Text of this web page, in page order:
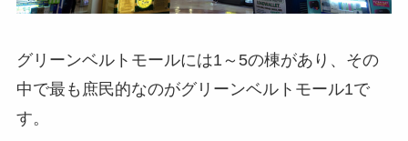
グリーンベルトモールには1～5の棟があり、その
中で最も庶民的なのがグリーンベルトモール1で
す。